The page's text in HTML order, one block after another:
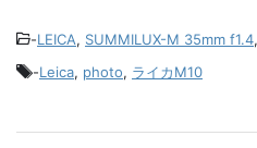
-LEICA, SUMMILUX-M 35mm f1.4,
-Leica, photo, ライカM10